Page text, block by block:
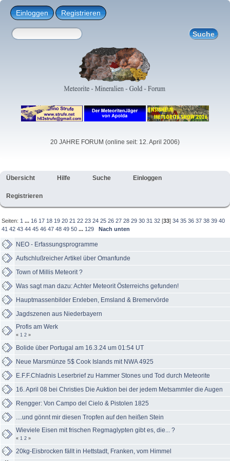
Einloggen Registrieren
20 JAHRE FORUM (online seit: 12. April 2006)
Übersicht Hilfe Suche Einloggen
Registrieren
Seiten: 1 ... 16 17 18 19 20 21 22 23 24 25 26 27 28 29 30 31 32 [33]34 35 36 37 38 39 40
41 42 43 44 45 46 47 48 49 50 ... 129 Nach unten
NEO - Erfassungsprogramme
Aufschlußreicher Artikel über Omanfunde
Town of Millis Meteorit ?
Was sagt man dazu: Achter Meteorit Österreichs gefunden!
Hauptmassenbilder Erxleben, Emsland & Bremervörde
Jagdszenen aus Niederbayern
Profis am Werk
« 1 2 »
Bolide über Portugal am 16.3.24 um 01:54 UT
Neue Marsmünze 5$ Cook Islands mit NWA 4925
E.F.F.Chladnis Leserbrief zu Hammer Stones und Tod durch Meteorite
16. April 08 bei Christies Die Auktion bei der jedem Metsammler die Augen
Rengger: Von Campo del Cielo & Pistolen 1825
....und gönnt mir diesen Tropfen auf den heißen Stein
Wieviele Eisen mit frischen Regmaglypten gibt es, die... ?
« 1 2 »
20kg-Eisbrocken fällt in Hettstadt, Franken, vom Himmel